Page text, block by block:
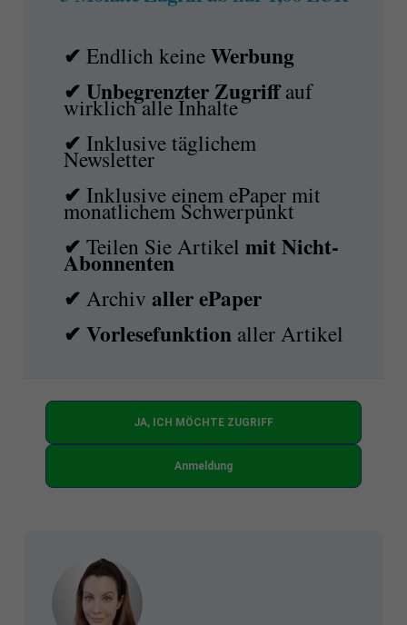
✔Endlich keineWerbung
✔ Unbegrenzter Zugriffauf
wirklich alle Inhalte
✔Inklusive täglichem
Newsletter
✔Inklusive einem ePaper mit
monatlichem Schwerpunkt
✔Teilen Sie ArtikelmitNicht-
Abonnenten
✔Archivaller ePaper
✔Vorlesefunktion aller Artikel
JA, ICH MÖCHTE ZUGRIFF
Anmeldung